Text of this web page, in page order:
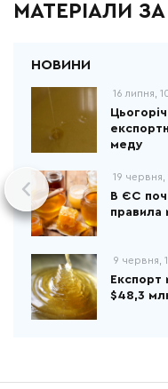
МАТЕРІАЛИ
16 липня,
меду
19 червня,
В ЄС
правила
9 червня,
Експорт
$48,3